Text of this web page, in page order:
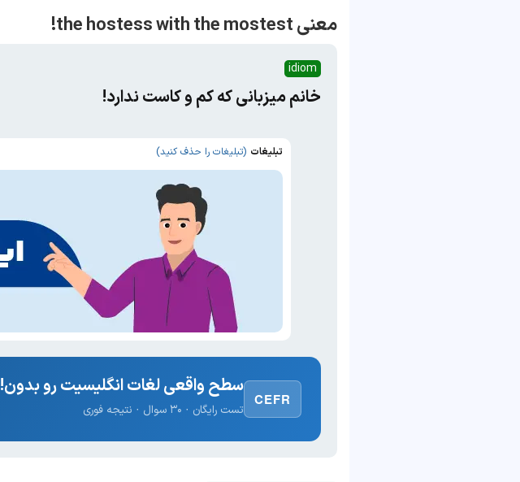
معنی the hostess with the mostest!
idiom
خانم میزبانی که کم و کاست ندارد!
تبلیغات (تبلیغات را حذف کنید)
CEFR
سطح واقعی لغات انگلیسیت رو بدون!
تست رایگان · ۳۰ سوال · نتیجه فوری